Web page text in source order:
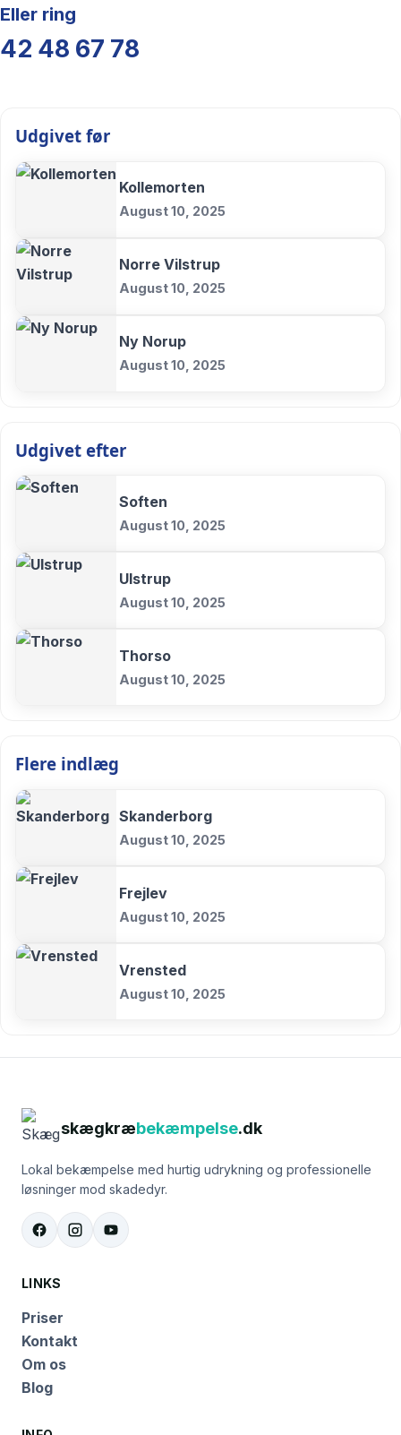
Eller ring
42 48 67 78
Udgivet før
Kollemorten
August 10, 2025
Norre Vilstrup
August 10, 2025
Ny Norup
August 10, 2025
Udgivet efter
Soften
August 10, 2025
Ulstrup
August 10, 2025
Thorso
August 10, 2025
Flere indlæg
Skanderborg
August 10, 2025
Frejlev
August 10, 2025
Vrensted
August 10, 2025
skægkræbekæmpelse.dk
Lokal bekæmpelse med hurtig udrykning og professionelle
løsninger mod skadedyr.
LINKS
Priser
Kontakt
Om os
Blog